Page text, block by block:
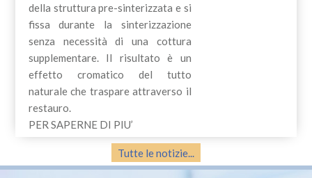
della struttura pre-sinterizzata e si
fissa durante la sinterizzazione
senza necessità di una cottura
supplementare. Il risultato è un
effetto cromatico del tutto
naturale che traspare attraverso il
restauro.
PER SAPERNE DI PIU’
Tutte le notizie...